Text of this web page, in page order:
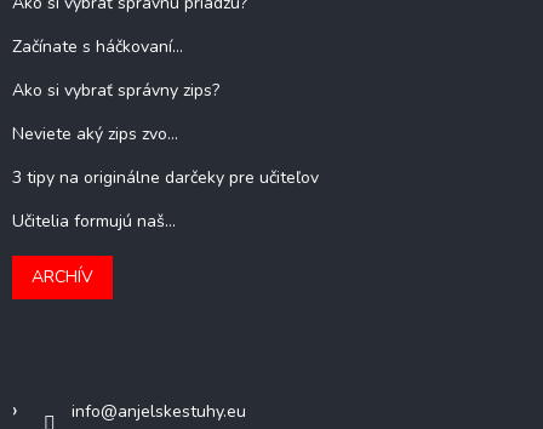
Začínate s háčkovaní...
Ako si vybrať správny zips?
Neviete aký zips zvo...
3 tipy na originálne darčeky pre učiteľov
Učitelia formujú naš...
ARCHÍV
info@anjelskestuhy.eu